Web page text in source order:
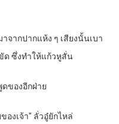
ากปากแห้ง ๆ เสียงนั้นเบา
ด ซึ่งทำให้แก้วหูสั่น
ของอีกฝ่าย
งเจ้า” ลั่วอู๋ยักไหล่